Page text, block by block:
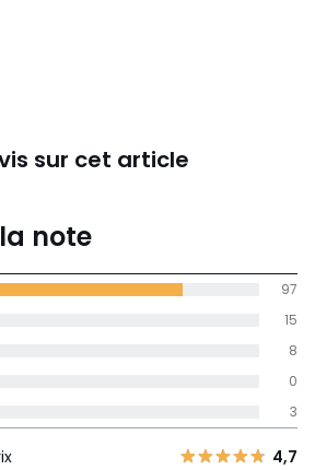
sur cet article
4,7
moyenne des avis
dans toutes les
4,7
note
3
0
8
15
97
4,7